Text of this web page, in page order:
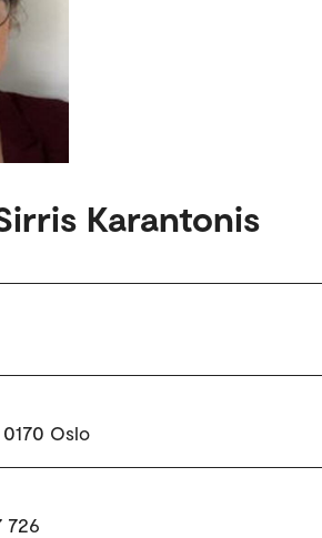
Karantonis
Oslo
726